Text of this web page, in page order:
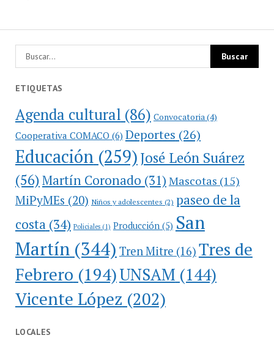
ETIQUETAS
Agenda cultural (86) Convocatoria (4)
Cooperativa COMACO(6) Deportes (26)
Educación(259)José León Suárez
(56)Martín Coronado (31) Mascotas (15)
MiPyMEs (20) Niños y adolescentes (2) paseo de la
costa(34) Policiales(1) Producción(5) San
Martín(344) Tren Mitre (16) Tres de
Febrero (194)UNSAM (144)
Vicente López (202)
LOCALES